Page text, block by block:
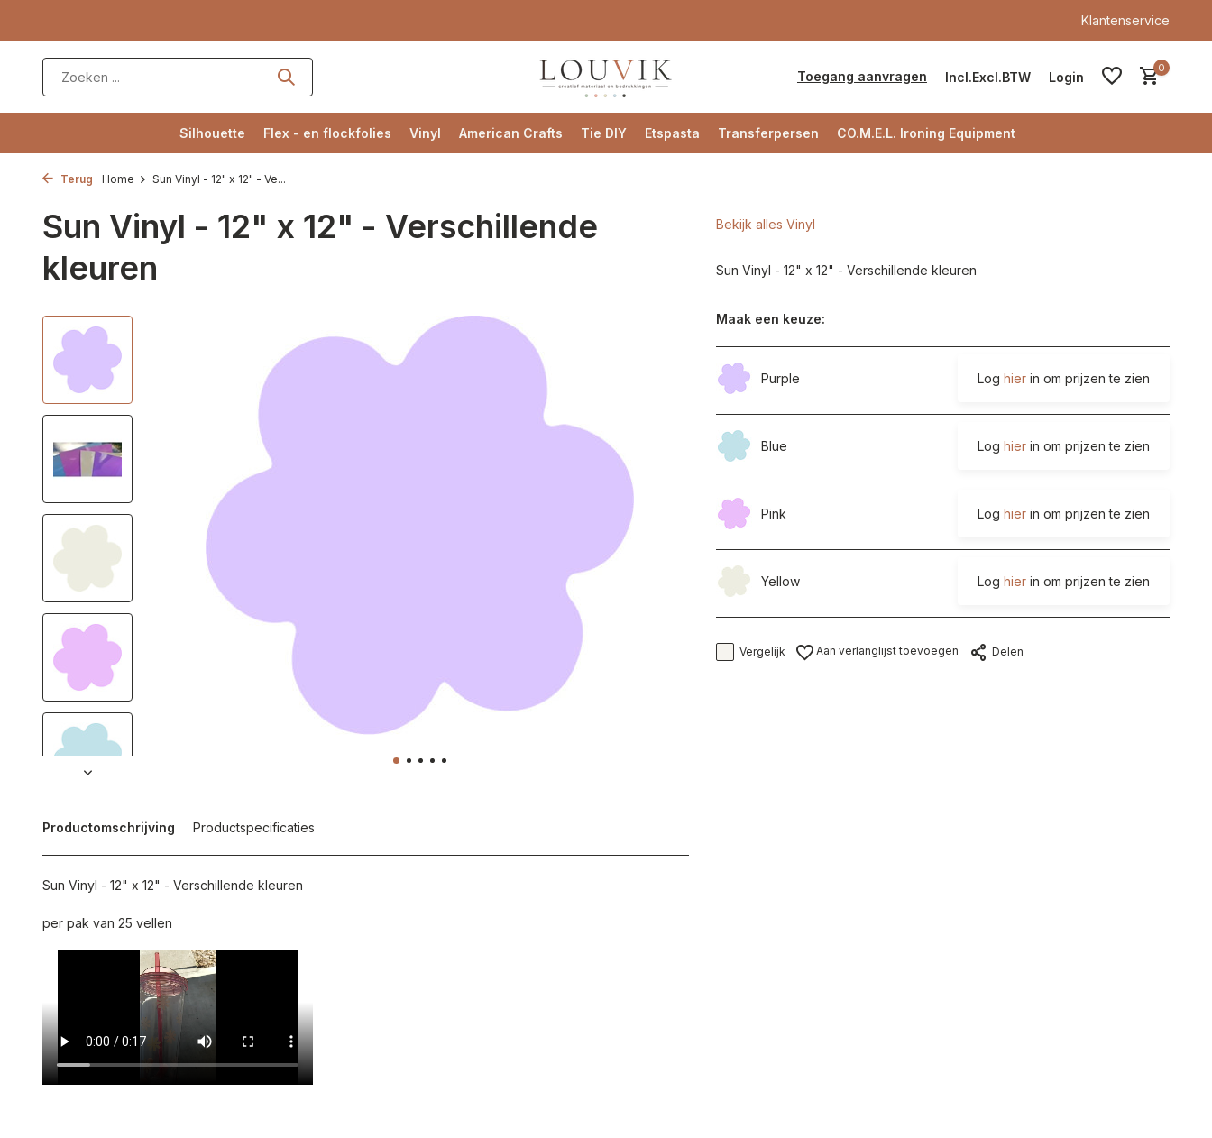
Klantenservice
Toegang aanvragen Incl.Excl.BTW Login
0
Silhouette Flex - en flockfolies Vinyl American Crafts Tie DIY Etspasta Transferpersen CO.M.E.L. Ironing Equipment
Terug Home Sun Vinyl - 12" x 12" - Ve...
Sun Vinyl - 12" x 12" - Verschillende
kleuren
Productomschrijving Productspecificaties
Sun Vinyl - 12" x 12" - Verschillende kleuren
per pak van 25 vellen
Bekijk alles Vinyl
Sun Vinyl - 12" x 12" - Verschillende kleuren
Maak een keuze:
Purple Log hierin om prijzen te zien
Blue Log hierin om prijzen te zien
Pink Log hierin om prijzen te zien
Yellow Log hierin om prijzen te zien
Vergelijk Aan verlanglijst toevoegen Delen